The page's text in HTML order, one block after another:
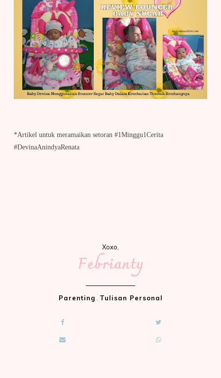
*Artikel untuk meramaikan setoran #1Minggu1Cerita
#DevinaAnindyaRenata
Xoxo,
Febrianty
Parenting Tulisan Personal